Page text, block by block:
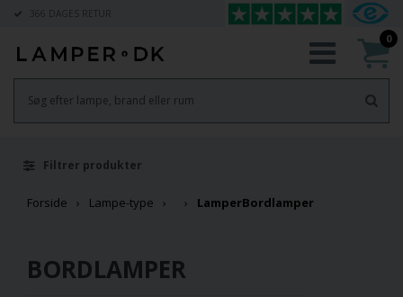
366 DAGES RETUR
0
Filtrer produkter
Forside Lampe-type LamperBordlamper
BORDLAMPER